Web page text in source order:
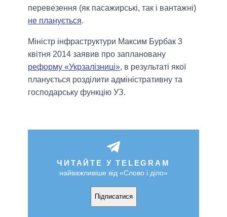
перевезення (як пасажирські, так і вантажні)
не планується.
Міністр інфраструктури Максим Бурбак 3
квітня 2014 заявив про заплановану
реформу «Укрзалізниці», в результаті якої
планується розділити адміністративну та
господарську функцію УЗ.
ЧИТАЙТЕ У TELEGRAM
найважливіше від «Слово і діло»
Підписатися